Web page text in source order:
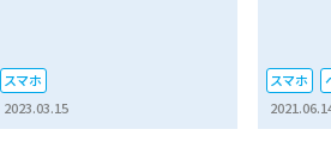
スマホ
2023.03.15
スマホ